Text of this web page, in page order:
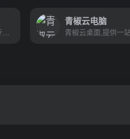
青椒云电脑